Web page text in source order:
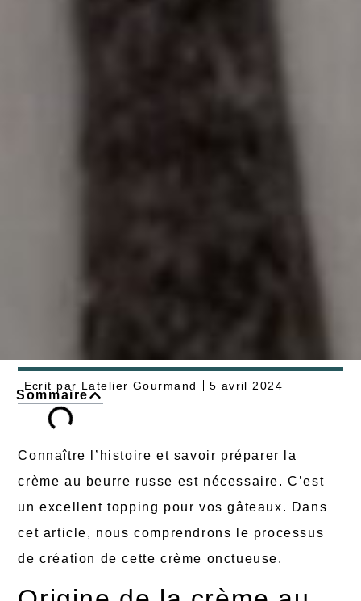
Ecrit par Latelier Gourmand 5 avril 2024
Sommaire
Connaître l’histoire et savoir préparer la
crème au beurre russe est nécessaire. C’est
un excellent topping pour vos gâteaux. Dans
cet article, nous comprendrons le processus
de création de cette crème onctueuse.